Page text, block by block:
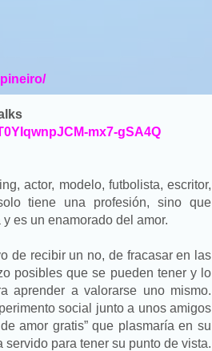
mx7-gSA4Q
actor, modelo, futbolista, escritor,
tiene una profesión, sino que
es un enamorado del amor.
de recibir un no, de fracasar en las
posibles que se pueden tener y lo
aprender a valorarse uno mismo.
social junto a unos amigos
amor gratis” que plasmaría en su
servido para tener su punto de vista.